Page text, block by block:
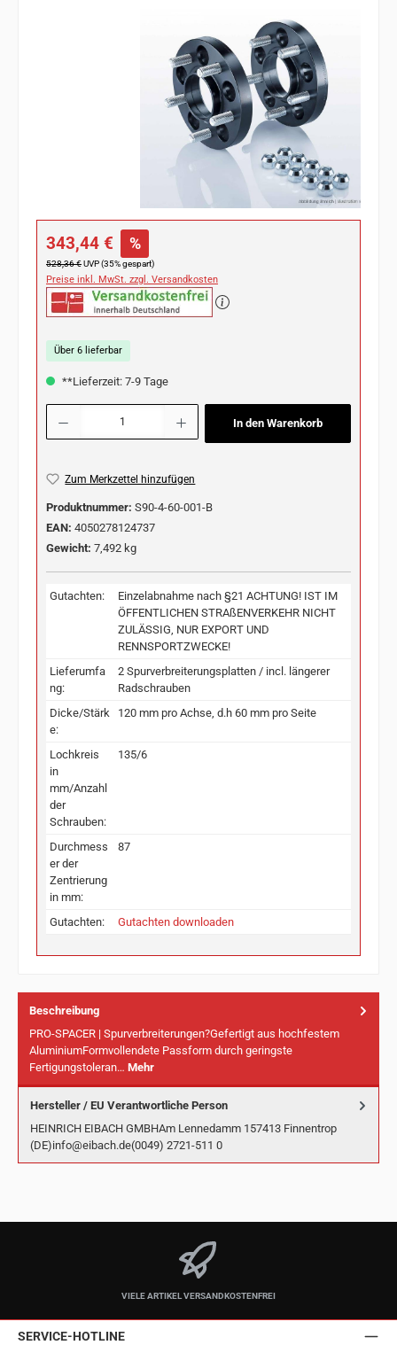
Verkaufspreis:
343,44 € %
Regulärer Preis:
528,36 €UVP (35% gespart)
Preise inkl. MwSt. zzgl. Versandkosten
Über 6 lieferbar
**Lieferzeit: 7-9 Tage
Produkt Anzahl: Gib den gewünschten Wert ein oder benutze die Schaltflächen
In den Warenkorb
Zum Merkzettel hinzufügen
Produktnummer: S90-4-60-001-B
EAN: 4050278124737
Gewicht: 7,492 kg
Gutachten:
Einzelabnahme nach §21 ACHTUNG! IST IM
ÖFFENTLICHEN STRAßENVERKEHR NICHT
ZULÄSSIG, NUR EXPORT UND
RENNSPORTZWECKE!
Lieferumfa
ng:
2 Spurverbreiterungsplatten / incl. längerer
Radschrauben
Dicke/Stärk
e:
120 mm pro Achse, d.h 60 mm pro Seite
Lochkreis
in
mm/Anzahl
der
Schrauben:
135/6
Durchmess
er der
Zentrierung
in mm:
87
Gutachten: Gutachten downloaden
Beschreibung
PRO-SPACER | Spurverbreiterungen?Gefertigt aus hochfestem
AluminiumFormvollendete Passform durch geringste
Fertigungstoleran… Mehr
Hersteller / EU Verantwortliche Person
HEINRICH EIBACH GMBHAm Lennedamm 157413 Finnentrop
(DE)info@eibach.de(0049) 2721-511 0
VIELE ARTIKEL VERSANDKOSTENFREI
SERVICE-HOTLINE